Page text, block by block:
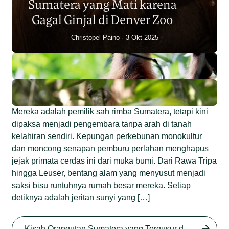
Junaidi Hanafiah 14 Jul 2026
Sumatera yang Mati karena
Gagal Ginjal di Denver Zoo
Christopel Paino 3 Okt 2025
Sumatera di Rawa Tripa
Mereka adalah pemilik sah rimba Sumatera, tetapi kini
dipaksa menjadi pengembara tanpa arah di tanah
kelahiran sendiri. Kepungan perkebunan monokultur
dan moncong senapan pemburu perlahan menghapus
jejak primata cerdas ini dari muka bumi. Dari Rawa Tripa
hingga Leuser, bentang alam yang menyusut menjadi
saksi bisu runtuhnya rumah besar mereka. Setiap
detiknya adalah jeritan sunyi yang […]